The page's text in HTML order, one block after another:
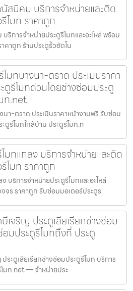
สนิคม บริการจำหน่ายและติด
โมท ราคาถูก
การจำหน่ายประตูรีโมทและอะไหล่ พร้อม
าถูก ร้านประตูรั้วอัตโน
มทบางนา-ตราด ประเมินราคา
รีโมทด่วนโดยช่างซ่อมประตู
ท.net
นา-ตราด ประเมินราคาหน้างานฟรี รับซ่อม
ตูรีโมทใกล้บ้าน ประตูรีโมท.n
มทแกลง บริการจำหน่ายและติด
โมท ราคาถูก
บริการจำหน่ายประตูรีโมทและอะไหล่
ร ราคาถูก รับซ่อมมอเตอร์ประตูร
เจริญ ประตูเสียเรียกช่างซ่อม
มประตูรีโมทถึงที่ ประตู
ะตูเสียเรียกช่างซ่อมประตูรีโมท บริการ
มท.net — จำหน่ายประ